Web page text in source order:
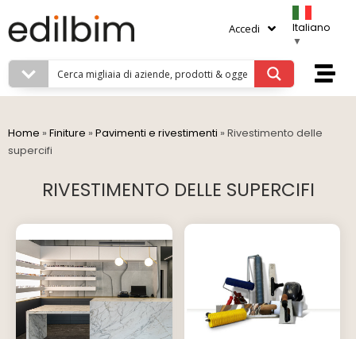
Accedi
Italiano
▼
Home » Finiture » Pavimenti e rivestimenti » Rivestimento delle
supercifi
RIVESTIMENTO DELLE SUPERCIFI